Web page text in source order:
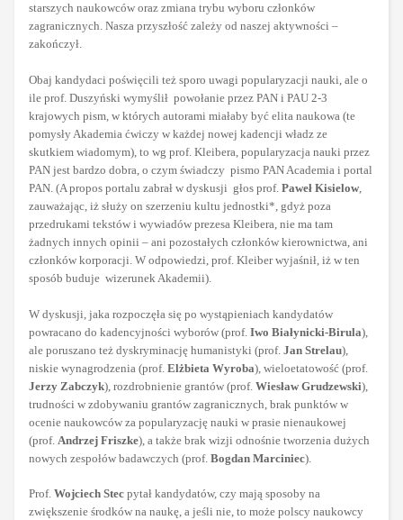
starszych naukowców oraz zmiana trybu wyboru członków
zagranicznych. Nasza przyszłość zależy od naszej aktywności –
zakończył.
Obaj kandydaci poświęcili też sporo uwagi popularyzacji nauki, ale o
ile prof. Duszyński wymyślił powołanie przez PAN i PAU 2-3
krajowych pism, w których autorami miałaby być elita naukowa (te
pomysły Akademia ćwiczy w każdej nowej kadencji władz ze
skutkiem wiadomym), to wg prof. Kleibera, popularyzacja nauki przez
PAN jest bardzo dobra, o czym świadczy pismo PAN Academia i portal
PAN. (A propos portalu zabrał w dyskusji głos prof. Paweł Kisielow,
zauważając, iż służy on szerzeniu kultu jednostki*, gdyż poza
przedrukami tekstów i wywiadów prezesa Kleibera, nie ma tam
żadnych innych opinii – ani pozostałych członków kierownictwa, ani
członków korporacji. W odpowiedzi, prof. Kleiber wyjaśnił, iż w ten
sposób buduje wizerunek Akademii).
W dyskusji, jaka rozpoczęła się po wystąpieniach kandydatów
powracano do kadencyjności wyborów (prof. Iwo Białynicki-Birula),
ale poruszano też dyskryminację humanistyki (prof. Jan Strelau),
niskie wynagrodzenia (prof. Elżbieta Wyroba), wieloetatowość (prof.
Jerzy Zabczyk), rozdrobnienie grantów (prof. Wiesław Grudzewski),
trudności w zdobywaniu grantów zagranicznych, brak punktów w
ocenie naukowców za popularyzację nauki w prasie nienaukowej
(prof. Andrzej Friszke), a także brak wizji odnośnie tworzenia dużych
nowych zespołów badawczych (prof. Bogdan Marciniec).
Prof. Wojciech Stec pytał kandydatów, czy mają sposoby na
zwiększenie środków na naukę, a jeśli nie, to może polscy naukowcy